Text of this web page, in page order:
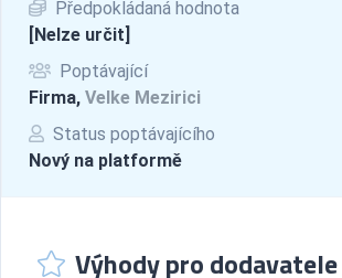
Předpokládaná hodnota
[Nelze určit]
Poptávající
Firma, Velke Mezirici
Status poptávajícího
Nový na platformě
Výhody pro dodavatele